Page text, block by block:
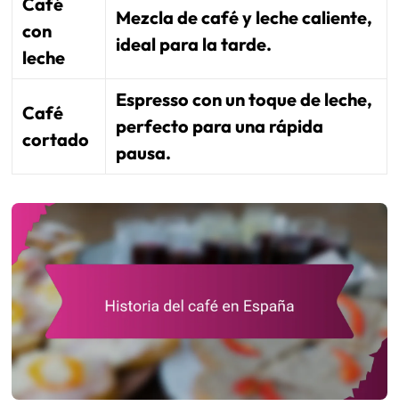
con
leche
Mezcla de café y leche caliente,
ideal para la tarde.
Café
cortado
Espresso con un toque de leche,
perfecto para una rápida
pausa.